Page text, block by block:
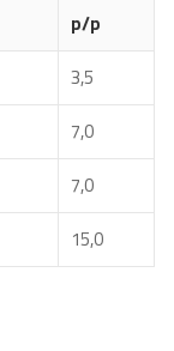
p/p
3,5
7,0
7,0
15,0